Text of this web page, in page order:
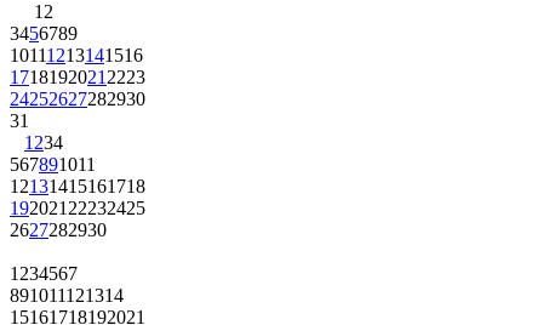
1 2
3456789
10111213141516
1718192021 2223
24252627282930
31
1 234
567891011
12131415161718
192021 22232425
2627282930
1 234567
891011121314
15161718192021